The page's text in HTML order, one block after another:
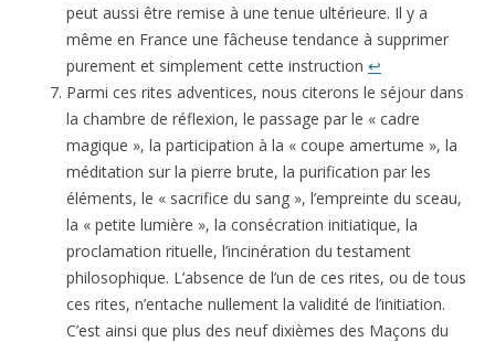
peut aussi être remise à une tenue ultérieure. Il y a
même en France une fâcheuse tendance à supprimer
purement et simplement cette instruction ↩
Parmi ces rites adventices, nous citerons le séjour dans
la chambre de réflexion, le passage par le « cadre
magique », la participation à la « coupe amertume », la
méditation sur la pierre brute, la purification par les
éléments, le « sacrifice du sang », l’empreinte du sceau,
la « petite lumière », la consécration initiatique, la
proclamation rituelle, l’incinération du testament
philosophique. L’absence de l’un de ces rites, ou de tous
ces rites, n’entache nullement la validité de l’initiation.
C’est ainsi que plus des neuf dixièmes des Maçons du